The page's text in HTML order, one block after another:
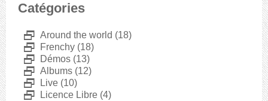
Catégories
D Around the world (18)
D Frenchy (18)
D Démos (13)
D Albums (12)
D Live (10)
D Licence Libre (4)